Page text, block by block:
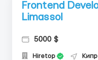
Frontend
Limassol
5000 $
Hiretop